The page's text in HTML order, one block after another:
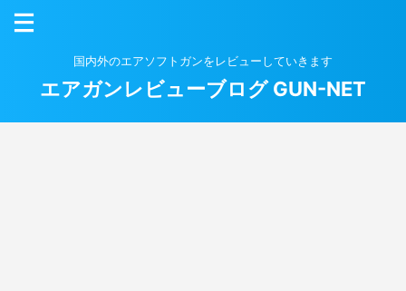
国内外のエアソフトガンをレビューしていきます
エアガンレビューブログ GUN-NET